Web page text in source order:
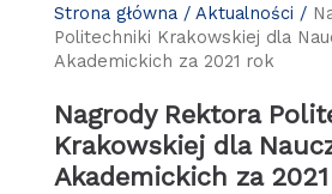
Strona główna/ Aktualności /
Politechniki Krakowskiej dla
Akademickich za 2021 rok
Nagrody Rektora
Krakowskiej dla
Akademickich za